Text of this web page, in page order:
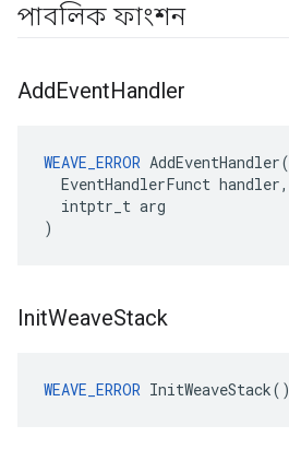
পাবলিক ফাংশন
AddEventHandler
WEAVE_ERROR AddEventHandler(
  EventHandlerFunct handler,
  intptr_t arg
)
InitWeaveStack
WEAVE_ERROR InitWeaveStack()